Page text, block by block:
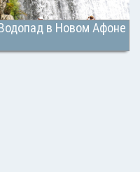
в Новом Афоне